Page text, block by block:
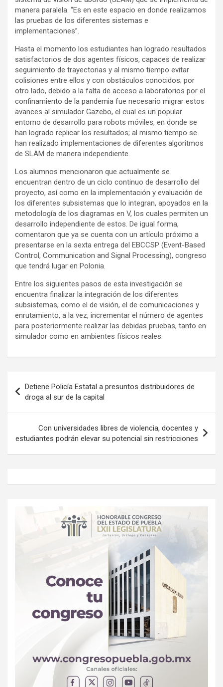
manera paralela. “Es en este espacio en donde realizamos
las pruebas de los diferentes sistemas e
implementaciones”.
Hasta el momento los estudiantes han logrado resultados
satisfactorios de dos agentes físicos, capaces de realizar
seguimiento de trayectorias y al mismo tiempo evitar
colisiones entre ellos y con obstáculos conocidos; por
otro lado, debido a la falta de acceso a laboratorios por el
confinamiento de la pandemia fue necesario migrar estos
avances al simulador Gazebo, el cual es un popular
entorno de desarrollo para robots móviles, en donde se
han logrado replicar los resultados; al mismo tiempo se
han realizado implementaciones de diferentes algoritmos
de SLAM de manera independiente.
Los alumnos mencionaron que actualmente se
encuentran dentro de un ciclo continuo de desarrollo del
proyecto, así como en la implementación y evaluación de
los diferentes subsistemas que lo integran, apoyados en la
metodología de los diagramas en V, los cuales permiten un
desarrollo independiente de estos. De igual forma,
comentaron que ya se cuenta con un artículo próximo a
presentarse en la sexta entrega del EBCCSP (Event-Based
Control, Communication and Signal Processing), congreso
que tendrá lugar en Polonia.
Entre los siguientes pasos de esta investigación se
encuentra finalizar la integración de los diferentes
subsistemas, como el de visión, el de comunicaciones y
enrutamiento, a la vez, incrementar el número de agentes
para posteriormente realizar las debidas pruebas, tanto en
simulador como en ambientes físicos reales.
de
entradas
Detiene Policía Estatal a presuntos distribuidores de
droga al sur de la capital
Con universidades libres de violencia, docentes y
estudiantes podrán elevar su potencial sin restricciones